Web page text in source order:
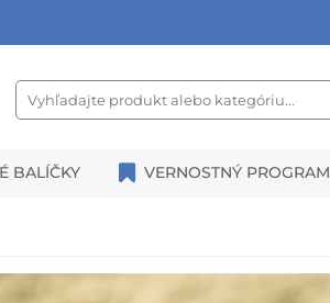
BALÍČKY VERNOSTNÝ PROGRAM